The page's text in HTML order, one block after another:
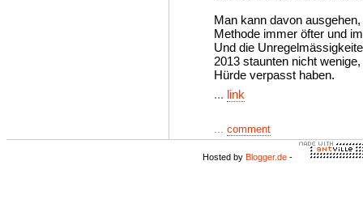
Man kann davon
Methode immer öfter und
Und die
2013 staunten nicht
Hürde verpasst haben.
... link
... comment
Hosted by Blogger.de -